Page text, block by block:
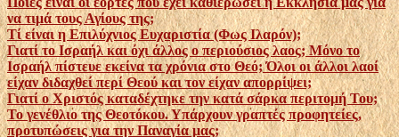
να τιμά τους Αγίους της;
Τί είναι η Επιλύχνιος Ευχαριστία (Φως Ιλαρόν);
Γιατί το Ισραήλ και όχι άλλος ο περιούσιος λαος; Μόνο το
Ισραήλ πίστευε εκείνα τα χρόνια στο Θεό; Όλοι οι άλλοι λαοί
είχαν διδαχθεί περί Θεού και τον είχαν απορρίψει;
Γιατί ο Χριστός καταδέχτηκε την κατά σάρκα περιτομή Του;
Το γενέθλιο της Θεοτόκου. Υπάρχουν γραπτές προφητείες,
προτυπώσεις για την Παναγία μας;